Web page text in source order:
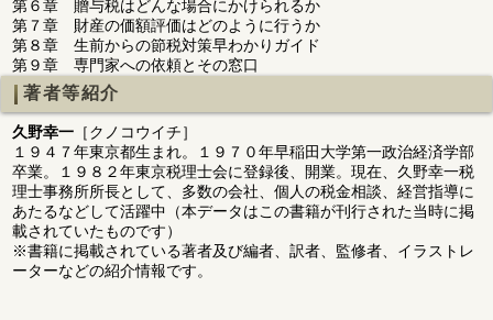
第６章 贈与税はどんな場合にかけられるか
第７章 財産の価額評価はどのように行うか
第８章 生前からの節税対策早わかりガイド
第９章 専門家への依頼とその窓口
著者等紹介
久野幸一 ［クノコウイチ］
１９４７年東京都生まれ。１９７０年早稲田大学第一政治経済学部
卒業。１９８２年東京税理士会に登録後、開業。現在、久野幸一税
理士事務所所長として、多数の会社、個人の税金相談、経営指導に
あたるなどして活躍中（本データはこの書籍が刊行された当時に掲
載されていたものです）
※書籍に掲載されている著者及び編者、訳者、監修者、イラストレ
ーターなどの紹介情報です。